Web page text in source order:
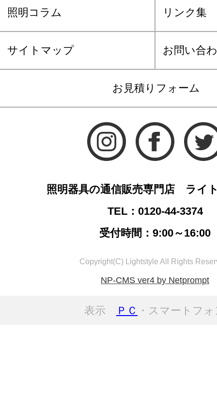
照明コラム リンク集
サイトマップ お問い合
お見積りフォーム
照明器具の通信販売専門店 ライ
TEL：0120-44-3374
受付時間：9:00～16:00
Copyright(C) Lightstyle All Rights
NP-CMS ver4 by Netprompt
表示 ＰＣ ・スマートフ